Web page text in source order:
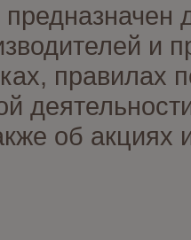
и
правилах
об